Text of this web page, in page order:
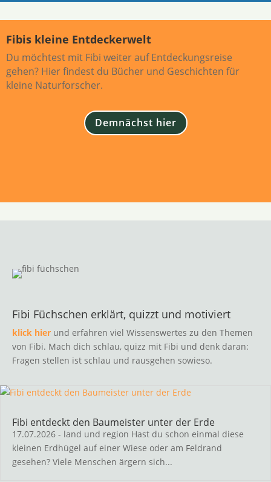
Fibis kleine Entdeckerwelt
Du möchtest mit Fibi weiter auf Entdeckungsreise
gehen? Hier findest du Bücher und Geschichten für
kleine Naturforscher.
Demnächst hier
Fibi Füchschen erklärt, quizzt und motiviert
klick hier und erfahren viel Wissenswertes zu den Themen
von Fibi. Mach dich schlau, quizz mit Fibi und denk daran:
Fragen stellen ist schlau und rausgehen sowieso.
Fibi entdeckt den Baumeister unter der Erde
17.07.2026 - land und region Hast du schon einmal diese
kleinen Erdhügel auf einer Wiese oder am Feldrand
gesehen? Viele Menschen ärgern sich...